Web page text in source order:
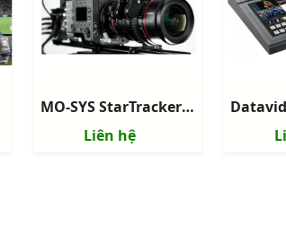
MO-SYS StarTracker Max - Hệ thống Camera Virtual Studio Tracking
Liên hệ